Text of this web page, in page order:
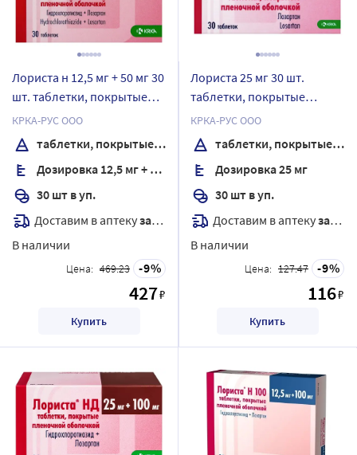
Лориста н 12,5 мг + 50 мг 30
шт. таблетки, покрытые
пленочной оболочкой
КРКА-РУС ООО
таблетки, покрытые пленочной оболочкой
Дозировка 12,5 мг + 50 мг
30 шт в уп.
Доставим в аптекузавтра
В наличии
Цена: 469.23 9
427₽
Купить
Лориста 25 мг 30 шт.
таблетки, покрытые
пленочной оболочкой
КРКА-РУС ООО
таблетки, покрытые пленочной оболочкой
Дозировка 25 мг
30 шт в уп.
Доставим в аптекузавтра
В наличии
Цена: 127.47 9
116₽
Купить